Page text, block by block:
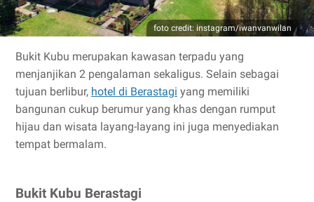
foto credit: instagram/iwanvanwilan
Bukit Kubu merupakan kawasan terpadu yang
menjanjikan 2 pengalaman sekaligus. Selain sebagai
tujuan berlibur, hotel di Berastagi yang memiliki
bangunan cukup berumur yang khas dengan rumput
hijau dan wisata layang-layang ini juga menyediakan
tempat bermalam.
Bukit Kubu Berastagi